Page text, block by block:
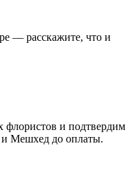
— расскажите, что и
флористов и подтвердим
и Мешхед до оплаты.